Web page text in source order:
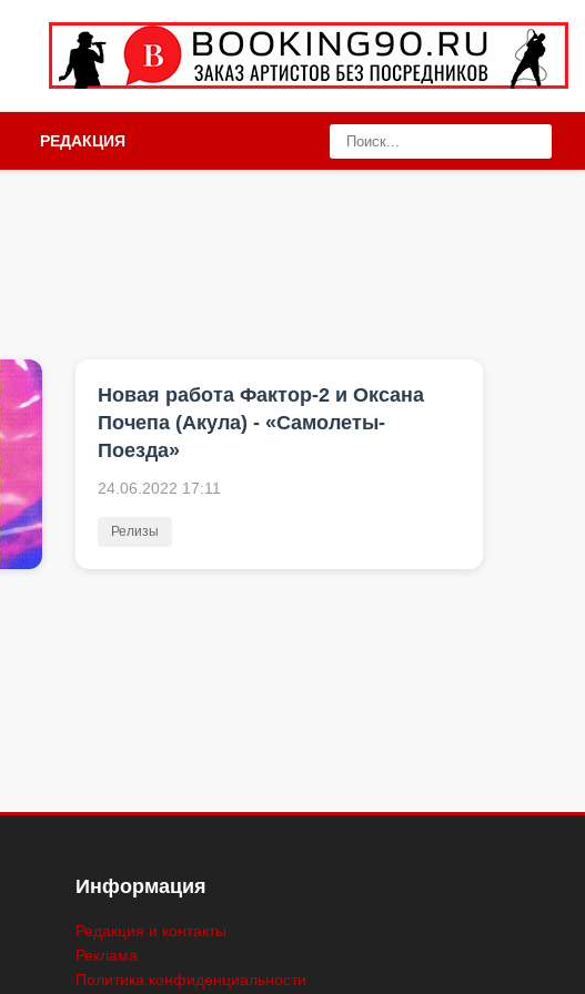
РЕДАКЦИЯ
Новая работа Фактор-2 и Оксана
Почепа (Акула) - «Самолеты-
Поезда»
24.06.2022 17:11
Релизы
Информация
Редакция и контакты
Реклама
Политика конфиденциальности